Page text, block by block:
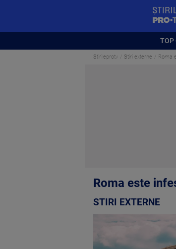
TOP
Stirileprotv Stiri externe Roma
Roma este
STIRI EXTERNE